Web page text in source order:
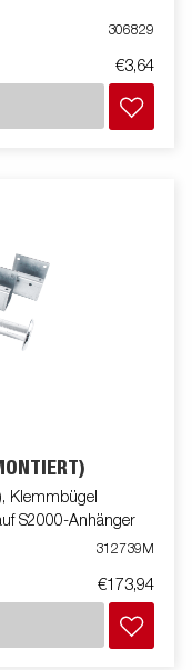
306829
€3,64
Klemmbügel
S2000-Anhänger
312739M
€173,94